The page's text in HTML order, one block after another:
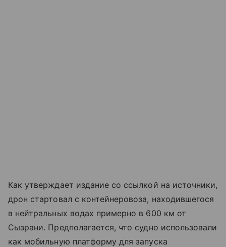
Как утверждает издание со ссылкой на источники,
дрон стартовал с контейнеровоза, находившегося
в нейтральных водах примерно в 600 км от
Сызрани. Предполагается, что судно использовали
как мобильную платформу для запуска